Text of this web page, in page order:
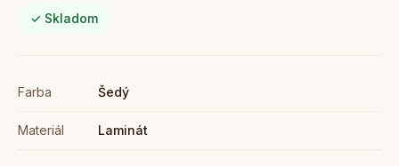
✓ Skladom
Farba Šedý
Materiál Laminát